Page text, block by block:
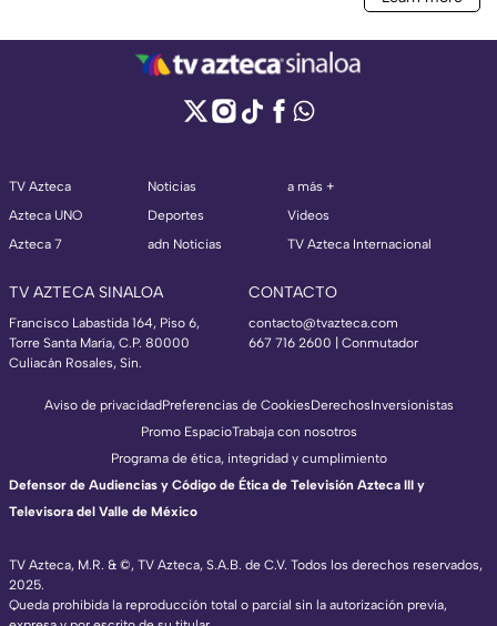
TV Azteca
Azteca UNO
Azteca 7
Noticias
Deportes
adn Noticias
a más +
Videos
TV Azteca Internacional
TV AZTECA SINALOA
Francisco Labastida 164, Piso 6,
Torre Santa María, C.P. 80000
Culiacán Rosales, Sin.
CONTACTO
contacto@tvazteca.com
667 716 2600 | Conmutador
TV Azteca, M.R. & ©, TV Azteca, S.A.B. de C.V. Todos los derechos reservados,
2025.
Queda prohibida la reproducción total o parcial sin la autorización previa,
Aviso de privacidadPreferencias de CookiesDerechosInversionistas
Promo EspacioTrabaja con nosotros
Programa de ética, integridad y cumplimiento
Defensor de Audiencias y Código de Ética de Televisión Azteca III y
Televisora del Valle de México